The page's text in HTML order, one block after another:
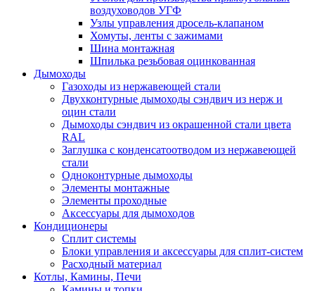
воздуховодов УГФ
Узлы управления дросель-клапаном
Хомуты, ленты с зажимами
Шина монтажная
Шпилька резьбовая оцинкованная
Дымоходы
Газоходы из нержавеющей стали
Двухконтурные дымоходы сэндвич из нерж и
оцин стали
Дымоходы сэндвич из окрашенной стали цвета
RAL
Заглушка с конденсатоотводом из нержавеющей
стали
Одноконтурные дымоходы
Элементы монтажные
Элементы проходные
Аксессуары для дымоходов
Кондиционеры
Сплит системы
Блоки управления и аксессуары для сплит-систем
Расходный материал
Котлы, Камины, Печи